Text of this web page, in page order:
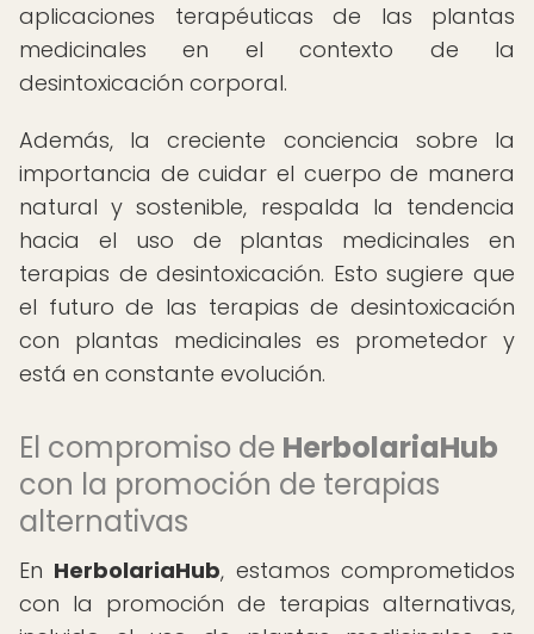
aplicaciones terapéuticas de las plantas
medicinales en el contexto de la
desintoxicación corporal.
Además, la creciente conciencia sobre la
importancia de cuidar el cuerpo de manera
natural y sostenible, respalda la tendencia
hacia el uso de plantas medicinales en
terapias de desintoxicación. Esto sugiere que
el futuro de las terapias de desintoxicación
con plantas medicinales es prometedor y
está en constante evolución.
El compromiso de HerbolariaHub
con la promoción de terapias
alternativas
En HerbolariaHub, estamos comprometidos
con la promoción de terapias alternativas,